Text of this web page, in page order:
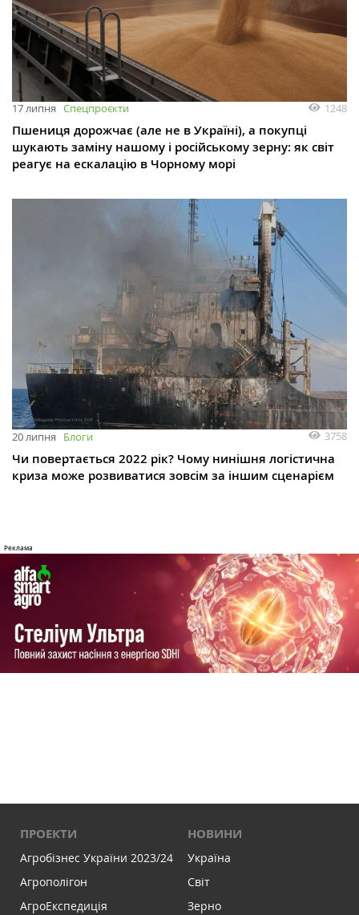
17 липня Спецпроєкти 1248
Пшениця дорожчає (але не в Україні), а покупці
шукають заміну нашому і російському зерну: як світ
реагує на ескалацію в Чорному морі
20 липня Блоги 3758
Чи повертається 2022 рік? Чому нинішня логістична
криза може розвиватися зовсім за іншим сценарієм
ПРОЕКТИ
Агробізнес України 2023/24
Агрополігон
АгроЕкспедиція
НОВИНИ
Україна
Світ
Зерно